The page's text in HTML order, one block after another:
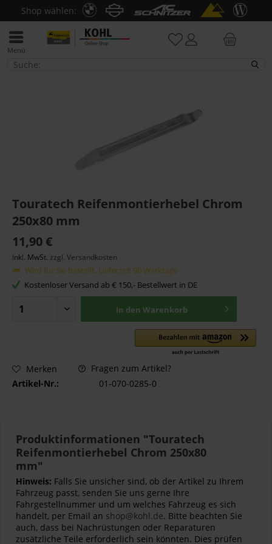
Shop wählen:
Menü
Werkzeug
Touratech Reifenmontierhebel Chrom
250x80 mm
11,90 €
inkl. MwSt. zzgl. Versandkosten
Wird für Sie bestellt. Lieferzeit 90 Werktage
Kostenloser Versand ab € 150,- Bestellwert in DE
In den Warenkorb
Merken
Fragen zum Artikel?
Artikel-Nr.:
01-070-0285-0
Produktinformationen "Touratech
Reifenmontierhebel Chrom 250x80
mm"
Hinweis: Falls Sie unsicher sind, ob der Artikel zu Ihrem
Fahrzeug passt, senden Sie uns gerne Ihre
Fahrgestellnummer und um welches Fahrzeug es sich
handelt, per Email an shop@kohl.de. Bitte beachten Sie
auch, dass bei Nachrüstungen oder Reparaturen
zusätzliche Teile erforderlich sein könnten. Dies prüfen